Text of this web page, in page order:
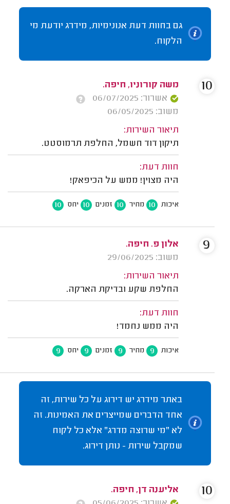
גם בחוות דעת אנונימיות, מידרג יודעת מי
הלקוח.
משה קורוניו, חיפה.
אשרור: 06/07/2025
משוב: 06/05/2025
תיאור השירות:
תיקון דוד חשמל, החלפת תרמוסטט.
חוות דעת:
היה מצוין! ממש על הכיפאק!
איכות 10 מחיר 10 זמנים 10 יחס 10
10
אלון פ. חיפה.
משוב: 29/06/2025
תיאור השירות:
החלפת שקע ובדיקת הארקה.
חוות דעת:
היה ממש נחמד!
איכות 9 מחיר 9 זמנים 9 יחס 9
9
באתר מידרג יש דירוג על כל שירות, זה
אחד הדברים שמייצרים את האמינות. זה
לא "מי שרוצה מדרג" אלא כל לקוח
שמקבל שירות - נותן דירוג.
אליענה דן, חיפה.
10